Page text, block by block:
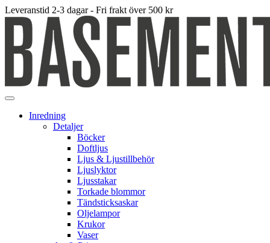
Leveranstid 2-3 dagar - Fri frakt över 500 kr
Inredning
Detaljer
Böcker
Doftljus
Ljus & Ljustillbehör
Ljuslyktor
Ljusstakar
Torkade blommor
Tändsticksaskar
Oljelampor
Krukor
Vaser